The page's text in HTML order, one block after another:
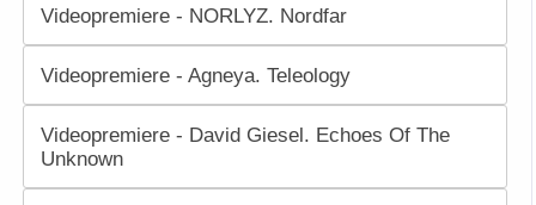
Videopremiere - NORLYZ. Nordfar
Videopremiere - Agneya. Teleology
Videopremiere - David Giesel. Echoes Of The
Unknown